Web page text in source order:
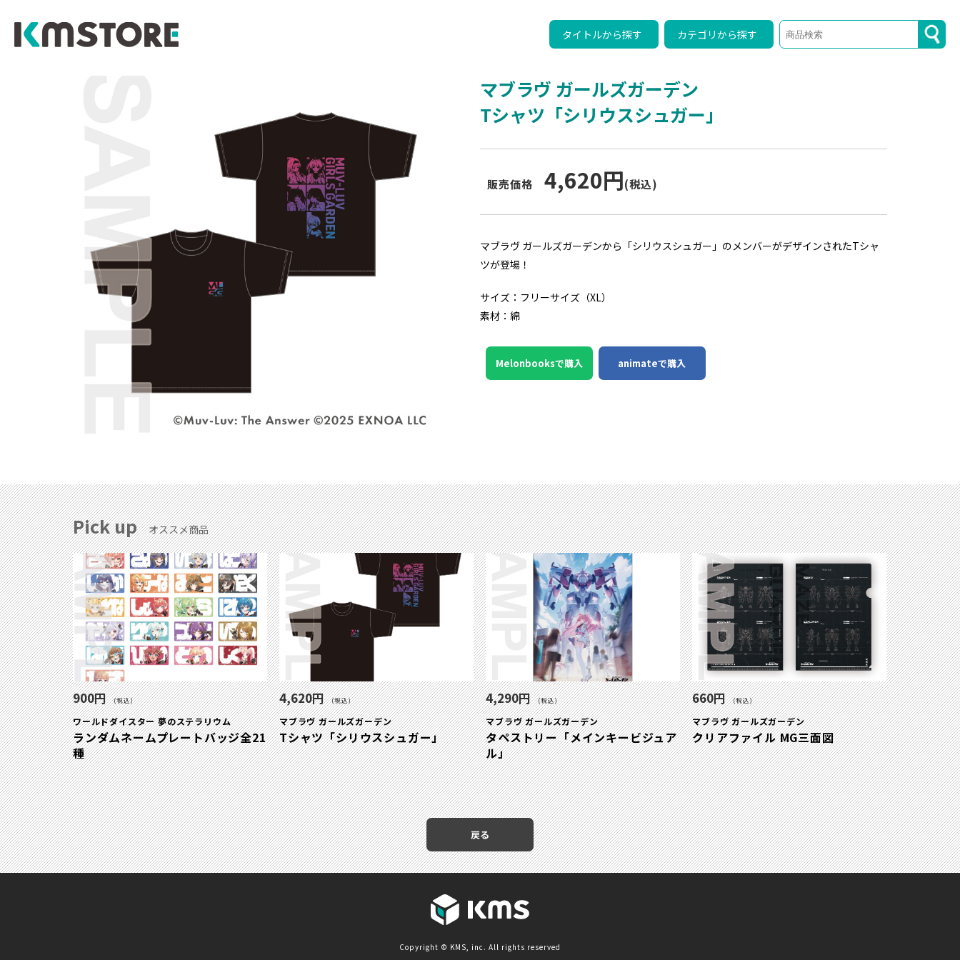
タイトルから探す カテゴリから探す
マブラヴ ガールズガーデン
Tシャツ「シリウスシュガー」
販売価格 4,620円(税込)
マブラヴ ガールズガーデンから「シリウスシュガー」のメンバーがデザインされたTシャ
ツが登場！
サイズ：フリーサイズ（XL）
素材：綿
Melonbooksで購入 animateで購入
Pick up オススメ商品
900円 (税込)
ワールドダイスター 夢のステラリウム
ランダムネームプレートバッジ全21
種
4,620円 (税込)
マブラヴ ガールズガーデン
Tシャツ「シリウスシュガー」
4,290円 (税込)
マブラヴ ガールズガーデン
タペストリー「メインキービジュア
ル」
660円 (税込)
マブラヴ ガールズガーデン
クリアファイル MG三面図
戻る
Copyright © KMS, inc. All rights reserved